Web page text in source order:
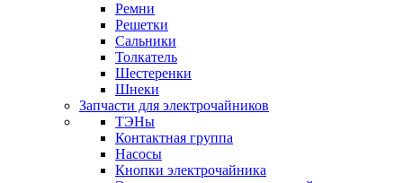
Ремни
Решетки
Сальники
Толкатель
Шестеренки
Шнеки
Запчасти для электрочайников
ТЭНы
Контактная группа
Насосы
Кнопки электрочайника